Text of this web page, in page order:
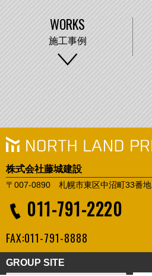
WORKS
施工事例
株式会社藤城建設
〒007-0890 札幌市東区中沼町33番地
011-791-2220
FAX:011-791-8888
GROUP SITE